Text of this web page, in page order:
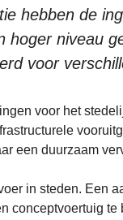
hebben de
hoger niveau
voor
voor het
een duurzaam
in steden. Een
conceptvoertuig